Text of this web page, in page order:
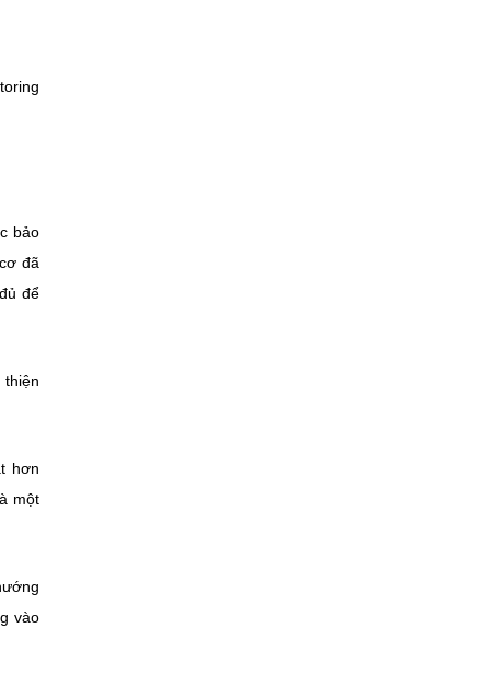
bảo
đã
để
thiện
hơn
một
vào